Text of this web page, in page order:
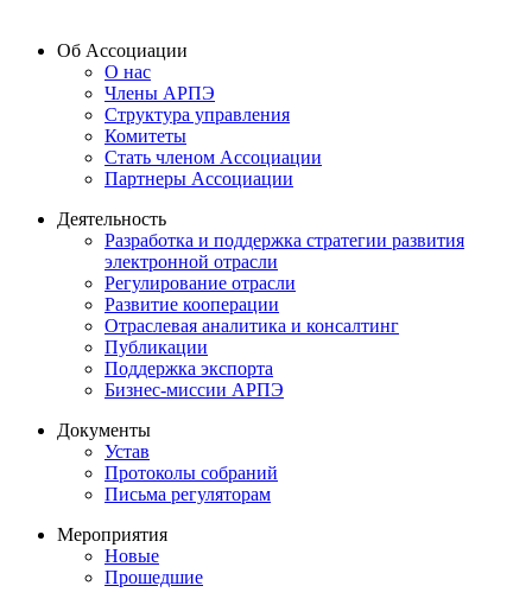
Об Ассоциации
О нас
Члены АРПЭ
Структура управления
Комитеты
Стать членом Ассоциации
Партнеры Ассоциации
Деятельность
Разработка и поддержка стратегии развития
электронной отрасли
Регулирование отрасли
Развитие кооперации
Отраслевая аналитика и консалтинг
Публикации
Поддержка экспорта
Бизнес-миссии АРПЭ
Документы
Устав
Протоколы собраний
Письма регуляторам
Мероприятия
Новые
Прошедшие